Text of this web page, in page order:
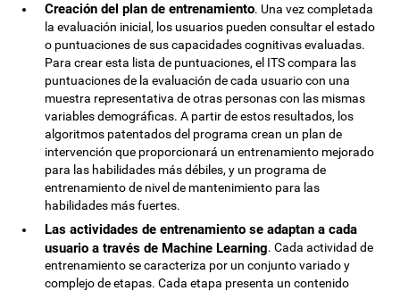
Creación del plan de entrenamiento. Una vez completada
la evaluación inicial, los usuarios pueden consultar el estado
o puntuaciones de sus capacidades cognitivas evaluadas.
Para crear esta lista de puntuaciones, el ITS compara las
puntuaciones de la evaluación de cada usuario con una
muestra representativa de otras personas con las mismas
variables demográficas. A partir de estos resultados, los
algoritmos patentados del programa crean un plan de
intervención que proporcionará un entrenamiento mejorado
para las habilidades más débiles, y un programa de
entrenamiento de nivel de mantenimiento para las
habilidades más fuertes.
Las actividades de entrenamiento se adaptan a cada
usuario a través de Machine Learning. Cada actividad de
entrenamiento se caracteriza por un conjunto variado y
complejo de etapas. Cada etapa presenta un contenido